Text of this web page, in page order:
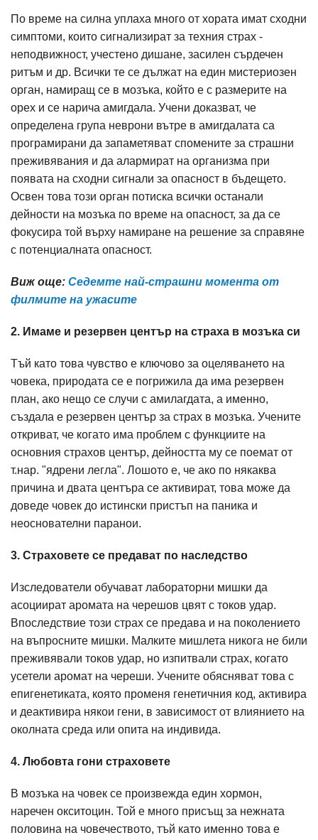
По време на силна уплаха много от хората имат сходни
симптоми, които сигнализират за техния страх -
неподвижност, учестено дишане, засилен сърдечен
ритъм и др. Всички те се дължат на един мистериозен
орган, намиращ се в мозъка, който е с размерите на
орех и се нарича амигдала. Учени доказват, че
определена група неврони вътре в амигдалата са
програмирани да запаметяват спомените за страшни
преживявания и да алармират на организма при
появата на сходни сигнали за опасност в бъдещето.
Освен това този орган потиска всички останали
дейности на мозъка по време на опасност, за да се
фокусира той върху намиране на решение за справяне
с потенциалната опасност.
Виж още: Седемте най-страшни момента от
филмите на ужасите
2. Имаме и резервен център на страха в мозъка си
Тъй като това чувство е ключово за оцеляването на
човека, природата се е погрижила да има резервен
план, ако нещо се случи с амилагдата, а именно,
създала е резервен център за страх в мозъка. Учените
откриват, че когато има проблем с функциите на
основния страхов център, дейността му се поемат от
т.нар. "ядрени легла". Лошото е, че ако по някаква
причина и двата центъра се активират, това може да
доведе човек до истински пристъп на паника и
неоснователни паранои.
3. Страховете се предават по наследство
Изследователи обучават лабораторни мишки да
асоциират аромата на черешов цвят с токов удар.
Впоследствие този страх се предава и на поколението
на въпросните мишки. Малките мишлета никога не били
преживявали токов удар, но изпитвали страх, когато
усетели аромат на череши. Учените обясняват това с
епигенетиката, която променя генетичния код, активира
и деактивира някои гени, в зависимост от влиянието на
околната среда или опита на индивида.
4. Любовта гони страховете
В мозъка на човек се произвежда един хормон,
наречен окситоцин. Той е много присъщ за нежната
половина на човечеството, тъй като именно това е